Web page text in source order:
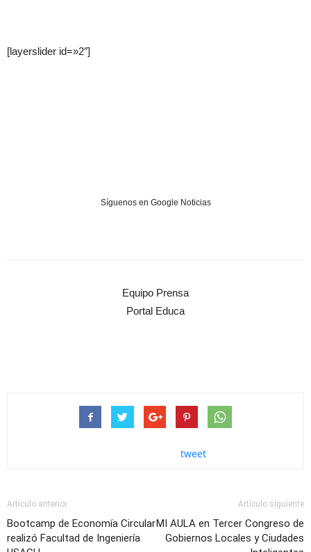
[layerslider id=»2″]
Síguenos en Google Noticias
Equipo Prensa
Portal Educa
tweet
Artículo anterior
Bootcamp de Economía Circular
realizó Facultad de Ingeniería
Artículo siguiente
MI AULA en Tercer Congreso de
Gobiernos Locales y Ciudades